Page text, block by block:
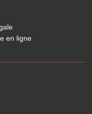
en ligne